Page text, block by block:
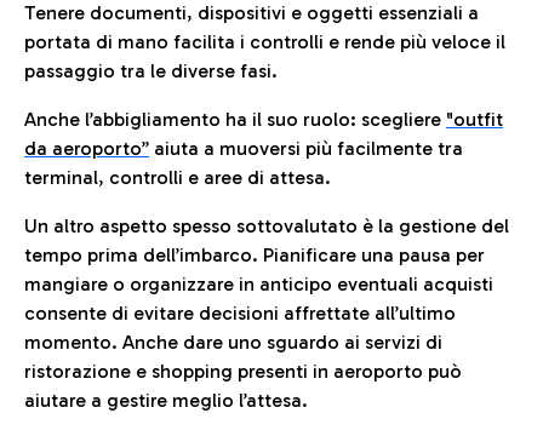
Tenere documenti, dispositivi e oggetti essenziali a
portata di mano facilita i controlli e rende più veloce il
passaggio tra le diverse fasi.
Anche l’abbigliamento ha il suo ruolo: scegliere "outfit
da aeroporto” aiuta a muoversi più facilmente tra
terminal, controlli e aree di attesa.
Un altro aspetto spesso sottovalutato è la gestione del
tempo prima dell’imbarco. Pianificare una pausa per
mangiare o organizzare in anticipo eventuali acquisti
consente di evitare decisioni affrettate all’ultimo
momento. Anche dare uno sguardo ai servizi di
ristorazione e shopping presenti in aeroporto può
aiutare a gestire meglio l’attesa.